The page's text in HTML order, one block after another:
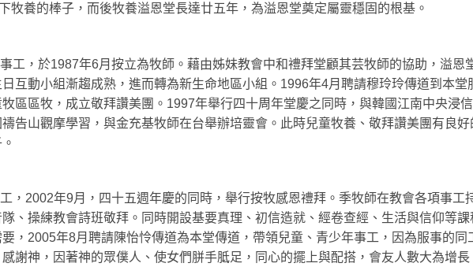
牧養的棒子，而後牧養溢恩堂長達廿五年，為溢恩堂奠定屬靈穩固的根基。
工，於1987年6月按立為牧師。藉由姊妹教會中和禮拜堂顧其芸牧師的協助，溢恩
互動小組漸趨成熟，進而轉為新生命地區小組。1996年4月聘請穆玲玲傳道到本堂
區區牧，成立敬拜讚美團。1997年舉行四十周年堂慶之同時，與韓國江南中央浸
告山觀摩學習，與金充基牧師在台舉辦培靈會。此時兒童牧養、敬拜讚美團有良
，2002年9月，四十五週年慶的同時，舉行按牧感恩禮拜。季牧師在教會各項事工
、操練教會詩班敬拜。同時開設基要真理、初信造就、經卷查經、生活與信仰等
，2005年8月聘請陳怡怜傳道為本堂傳道，帶領兒童、青少年事工，因為服事的同
謝神，因著神的眾僕人、使女們胼手胝足，同心的擺上與配搭，會友人數大為增長